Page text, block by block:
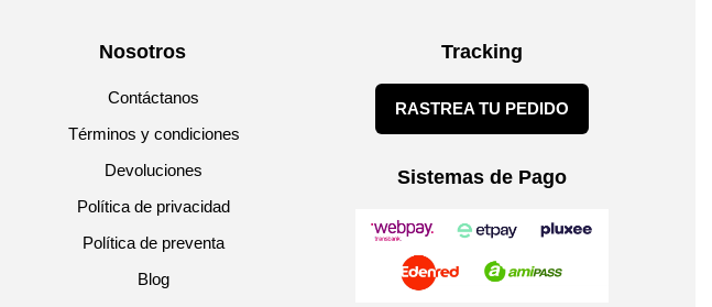
Nosotros
Contáctanos
Términos y condiciones
Devoluciones
Política de privacidad
Política de preventa
Blog
Tracking
RASTREA TU PEDIDO
Sistemas de Pago